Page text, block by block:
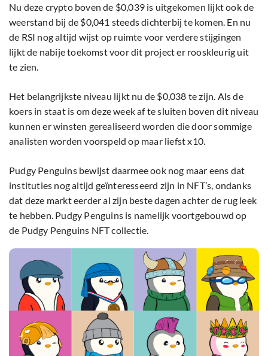
Nu deze crypto boven de $0,039 is uitgekomen lijkt ook de
weerstand bij de $0,041 steeds dichterbij te komen. En nu
de RSI nog altijd wijst op ruimte voor verdere stijgingen
lijkt de nabije toekomst voor dit project er rooskleurig uit
te zien.
Het belangrijkste niveau lijkt nu de $0,038 te zijn. Als de
koers in staat is om deze week af te sluiten boven dit niveau
kunnen er winsten gerealiseerd worden die door sommige
analisten worden voorspeld op maar liefst x10.
Pudgy Penguins bewijst daarmee ook nog maar eens dat
instituties nog altijd geïnteresseerd zijn in NFT’s, ondanks
dat deze markt eerder al zijn beste dagen achter de rug leek
te hebben. Pudgy Penguins is namelijk voortgebouwd op
de Pudgy Penguins NFT collectie.